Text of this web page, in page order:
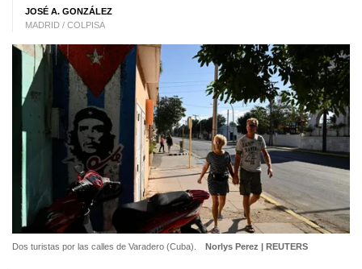
JOSÉ A. GONZÁLEZ
MADRID / COLPISA
Dos turistas por las calles de Varadero (Cuba). Norlys Perez | REUTERS